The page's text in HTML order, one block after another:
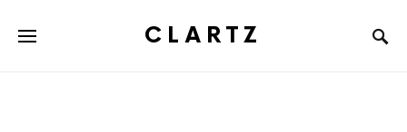
CLARTZ